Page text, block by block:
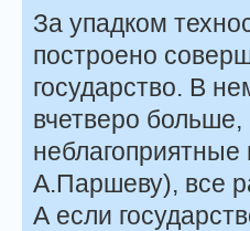
За упадком
построено
государство. В
вчетверо
А.Паршеву), все
А если